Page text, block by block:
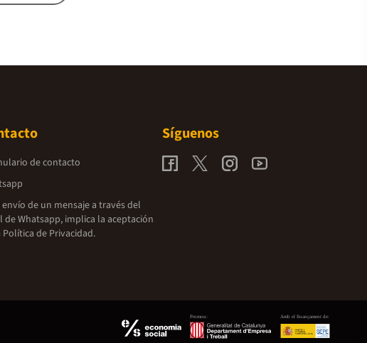
de contacto
envío de un mensaje a través del
de Whatsapp, implica la aceptación
Política de Privacidad.
Síguenos
Promou: Amb el finançament de: